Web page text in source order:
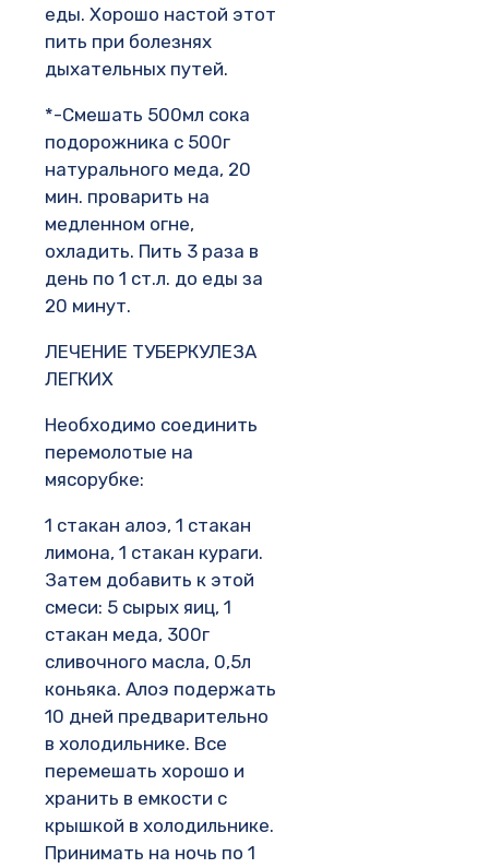
еды. Хорошо настой этот
пить при болезнях
дыхательных путей.
*-Смешать 500мл сока
подорожника с 500г
натурального меда, 20
мин. проварить на
медленном огне,
охладить. Пить 3 раза в
день по 1 ст.л. до еды за
20 минут.
ЛЕЧЕНИЕ ТУБЕРКУЛЕЗА
ЛЕГКИХ
Необходимо соединить
перемолотые на
мясорубке:
1 стакан алоэ, 1 стакан
лимона, 1 стакан кураги.
Затем добавить к этой
смеси: 5 сырых яиц, 1
стакан меда, 300г
сливочного масла, 0,5л
коньяка. Алоэ подержать
10 дней предварительно
в холодильнике. Все
перемешать хорошо и
хранить в емкости с
крышкой в холодильнике.
Принимать на ночь по 1